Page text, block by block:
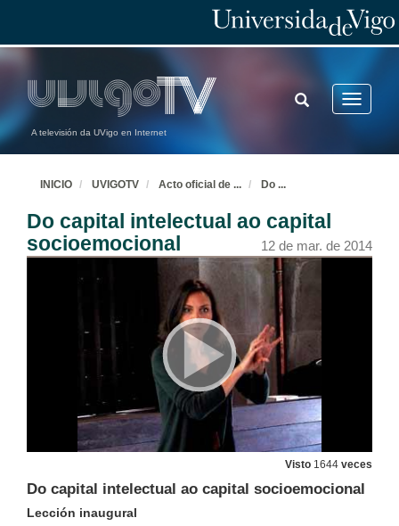
A televisión da UVigo en Internet
Toggle
TOGGLE
SEARCH
INICIO UVIGOTV Acto oficial de ... Do ...
Do capital intelectual ao capital
socioemocional
12 de mar. de 2014
Visto 1644 veces
Do capital intelectual ao capital socioemocional
Lección inaugural